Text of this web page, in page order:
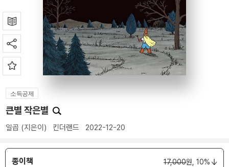
소득공제
큰별 작은별
일곱 (지은이) 킨더랜드 2022-12-20
종이책 17,000원, 10%